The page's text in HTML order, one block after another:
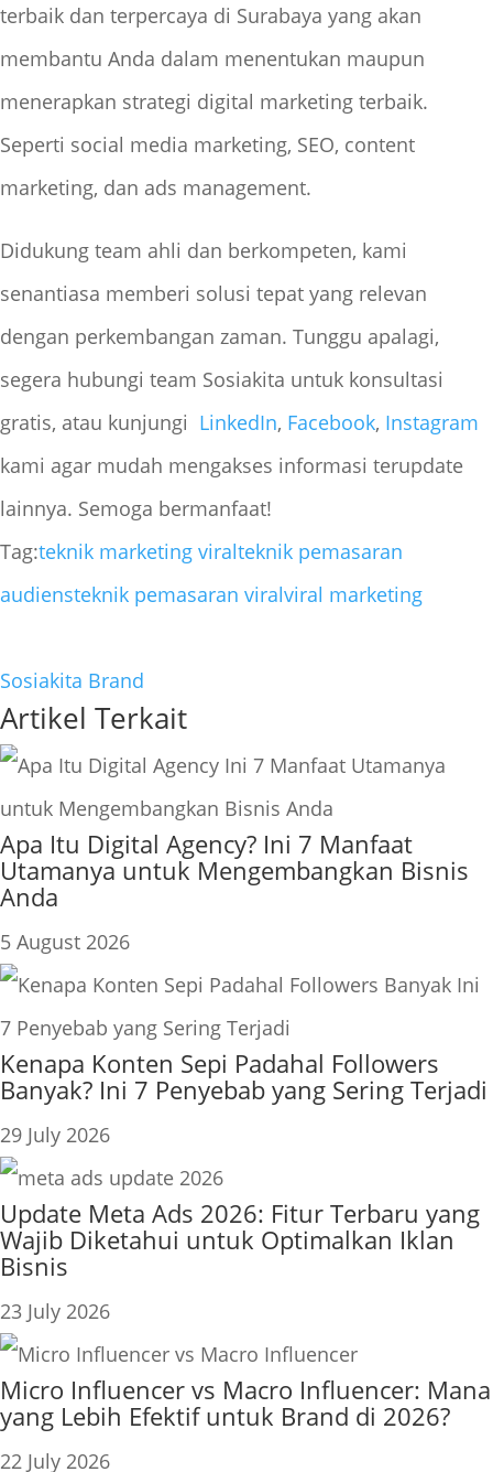
terbaik dan terpercaya di Surabaya yang akan
membantu Anda dalam menentukan maupun
menerapkan strategi digital marketing terbaik.
Seperti social media marketing, SEO, content
marketing, dan ads management.
Didukung team ahli dan berkompeten, kami
senantiasa memberi solusi tepat yang relevan
dengan perkembangan zaman. Tunggu apalagi,
segera hubungi team Sosiakita untuk konsultasi
gratis, atau kunjungi LinkedIn, Facebook, Instagram
kami agar mudah mengakses informasi terupdate
lainnya. Semoga bermanfaat!
Tag:teknik marketing viralteknik pemasaran
audiensteknik pemasaran viralviral marketing
Sosiakita Brand
Artikel Terkait
Apa Itu Digital Agency? Ini 7 Manfaat
Utamanya untuk Mengembangkan Bisnis
Anda
5 August 2026
Kenapa Konten Sepi Padahal Followers
Banyak? Ini 7 Penyebab yang Sering Terjadi
29 July 2026
Update Meta Ads 2026: Fitur Terbaru yang
Wajib Diketahui untuk Optimalkan Iklan
Bisnis
23 July 2026
Micro Influencer vs Macro Influencer: Mana
yang Lebih Efektif untuk Brand di 2026?
22 July 2026